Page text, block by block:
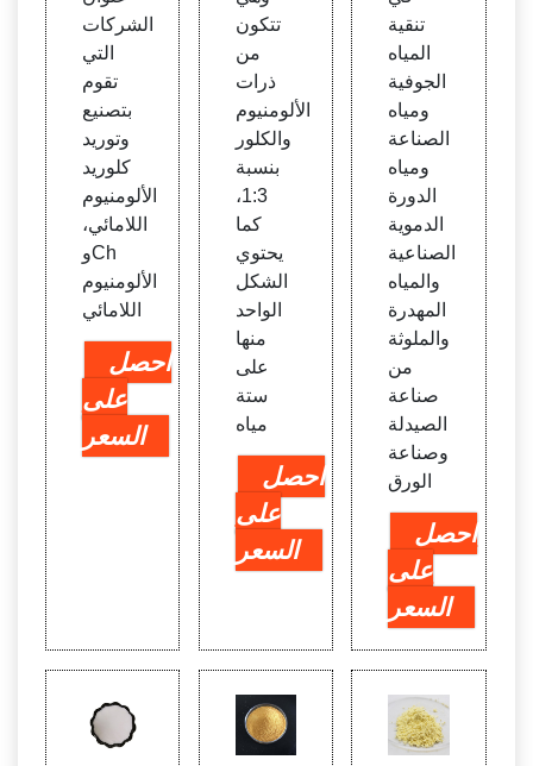
الشركات
التي
تقوم
بتصنيع
وتوريد
كلوريد
الألومنيوم
اللامائي،
وCh
الألومنيوم
اللامائي
احصل
على
السعر
تتكون
من
ذرات
الألومنيوم
والكلور
بنسبة
1:3،
كما
يحتوي
الشكل
الواحد
منها
على
ستة
مياه
احصل
على
السعر
قارير
والسو
ق
تنقية
المياه
الجوفية
ومياه
الصناعة
ومياه
الدورة
الدموية
الصناعية
والمياه
المهدرة
والملوثة
من
صناعة
الصيدلة
وصناعة
الورق
احصل
على
السعر